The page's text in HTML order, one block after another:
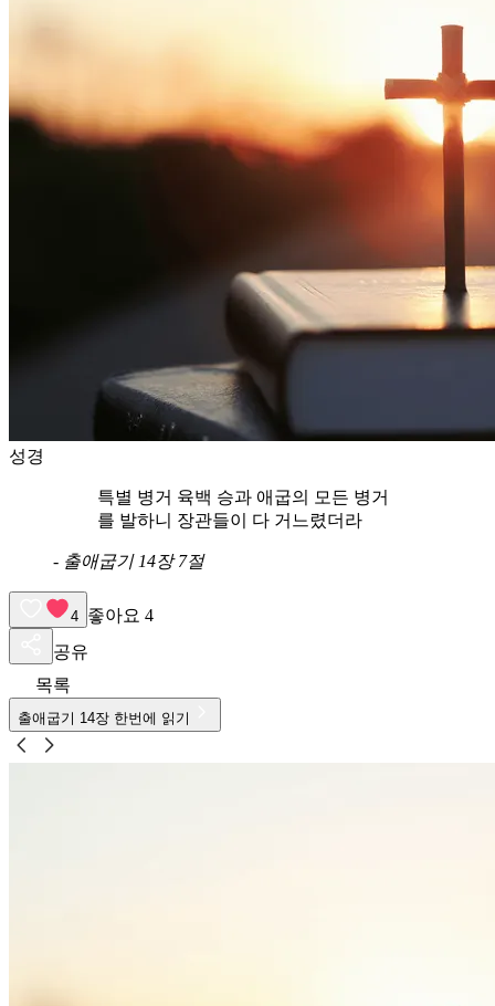
성경
특별 병거 육백 승과 애굽의 모든 병거
를 발하니 장관들이 다 거느렸더라
- 출애굽기 14장 7절
4 좋아요 4
공유
목록
출애굽기 14장 한번에 읽기